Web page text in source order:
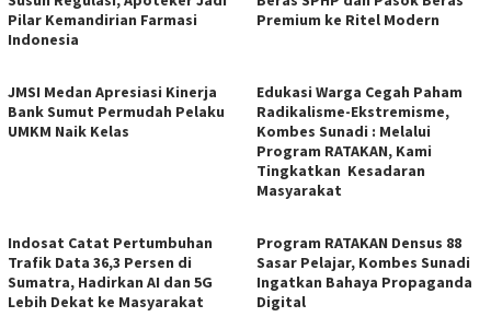
Pilar Kemandirian Farmasi
Indonesia
Premium ke Ritel Modern
JMSI Medan Apresiasi Kinerja
Bank Sumut Permudah Pelaku
UMKM Naik Kelas
Edukasi Warga Cegah Paham
Radikalisme-Ekstremisme,
Kombes Sunadi : Melalui
Program RATAKAN, Kami
Tingkatkan Kesadaran
Masyarakat
Indosat Catat Pertumbuhan
Trafik Data 36,3 Persen di
Sumatra, Hadirkan AI dan 5G
Lebih Dekat ke Masyarakat
Program RATAKAN Densus 88
Sasar Pelajar, Kombes Sunadi
Ingatkan Bahaya Propaganda
Digital